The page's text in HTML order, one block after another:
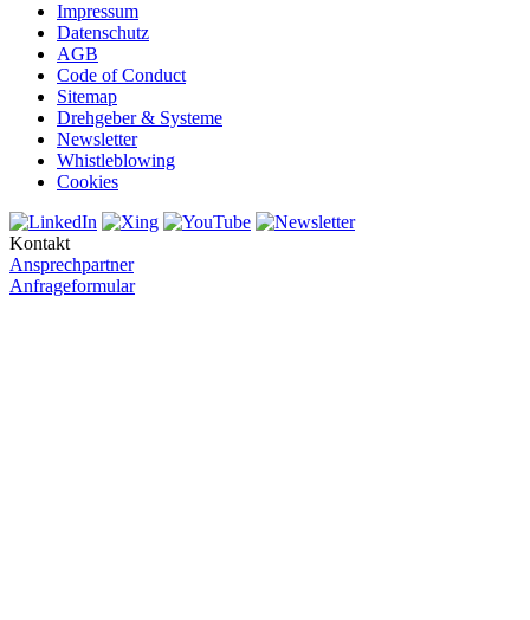
Impressum
Datenschutz
AGB
Code of Conduct
Sitemap
Drehgeber & Systeme
Newsletter
Whistleblowing
Cookies
Kontakt
Ansprechpartner
Anfrageformular